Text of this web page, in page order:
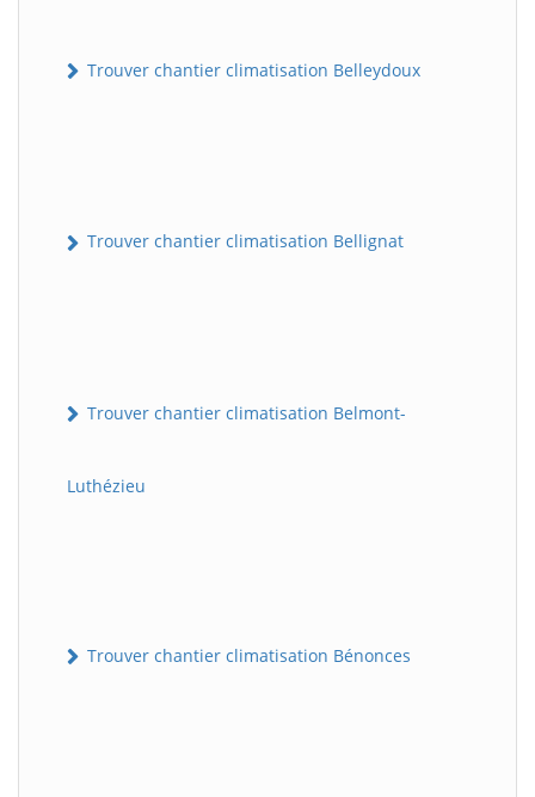
Trouver chantier climatisation Belleydoux
Trouver chantier climatisation Bellignat
Trouver chantier climatisation Belmont-
Luthézieu
Trouver chantier climatisation Bénonces